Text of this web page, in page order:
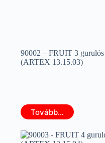
90002 – FRUIT 3 gurulós
(ARTEX 13.15.03)
Tovább...